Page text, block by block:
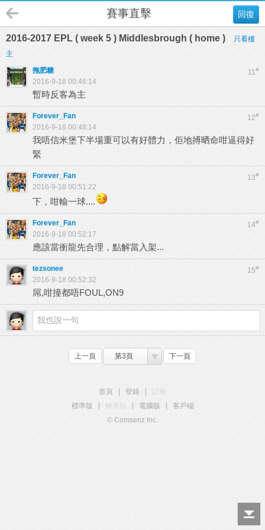
回復
賽事直擊
2016-2017 EPL ( week 5 ) Middlesbrough ( home )
只看樓
主
11#
拖肥糖
2016-9-18 00:46:14
暫時反客為主
12#
Forever_Fan
2016-9-18 00:48:14
我唔信米堡下半場重可以有好體力，佢地搏晒命咁逼得好
緊
13#
Forever_Fan
2016-9-18 00:51:22
下，咁輸一球....
14#
Forever_Fan
2016-9-18 00:52:17
應該當衝龍先合理，點解當入架...
15#
tezsonee
2016-9-18 00:52:32
屌,咁撞都唔FOUL,ON9
上一頁 第3頁 下一頁
首頁 登錄
標準版
觸屏版 電腦版
客戶端
© Comsenz Inc.